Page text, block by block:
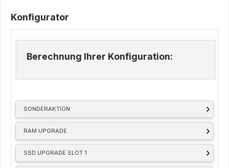
Konfigurator
SONDERAKTION
RAM UPGRADE
SSD UPGRADE SLOT 1
Berechnung Ihrer Konfiguration: